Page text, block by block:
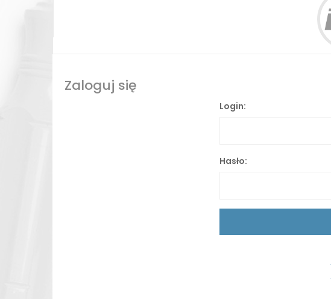
Zaloguj się
Login:
Hasło: